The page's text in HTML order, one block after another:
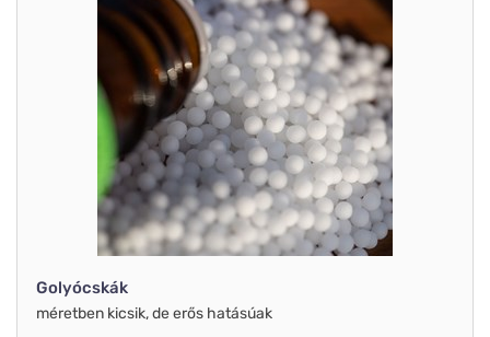
Golyócskák
méretben kicsik, de erős hatásúak